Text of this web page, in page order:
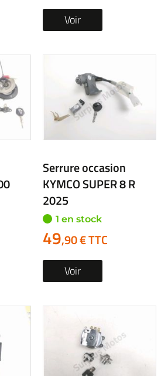
Voir
Serrure occasion
KYMCO SUPER 8 R
2025
1 en stock
49,90 € TTC
Voir